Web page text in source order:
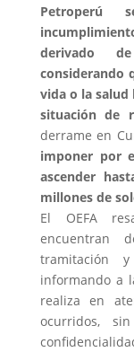
Petroperú
derivado
considerando
vida o la
situación de
derrame en
imponer por
ascender
millones de
El OEFA
encuentran
tramitación
informando a
realiza en
ocurridos,